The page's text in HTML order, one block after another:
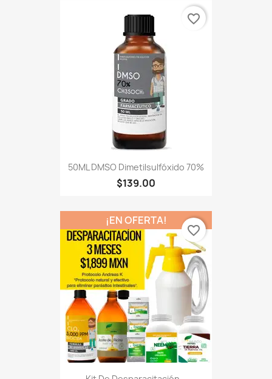
50ML DMSO Dimetilsulfóxido 70%
$139.00
favorite_border
¡EN OFERTA!
favorite_border